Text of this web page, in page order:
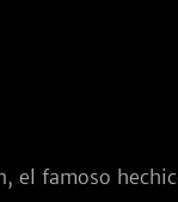
el famoso